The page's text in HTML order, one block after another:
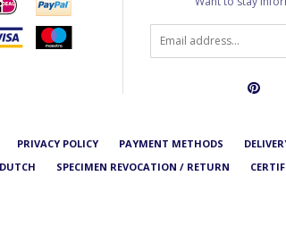
PRIVACY POLICY PAYMENT METHODS
SPECIMEN REVOCATION / RETURN